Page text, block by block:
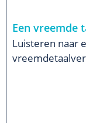
Een vreemde
Luisteren naar